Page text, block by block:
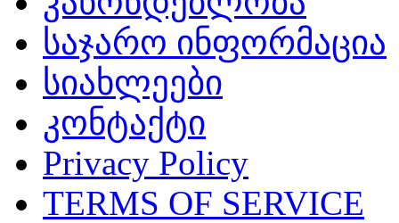
საჯარო ინფორმაცია
სიახლეები
კონტაქტი
Privacy Policy
TERMS OF SERVICE